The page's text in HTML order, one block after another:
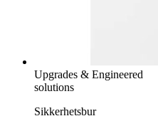
Upgrades & Engineered
solutions
Sikkerhetsbur